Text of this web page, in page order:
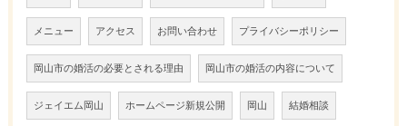
メニュー アクセス お問い合わせ プライバシーポリシー
岡山市の婚活の必要とされる理由 岡山市の婚活の内容について
ジェイエム岡山 ホームページ新規公開 岡山 結婚相談